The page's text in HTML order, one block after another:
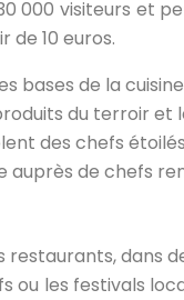
000 visiteurs et
10 euros.
de la
du terroir et
des chefs
auprès de chefs
dans
ou les festivals